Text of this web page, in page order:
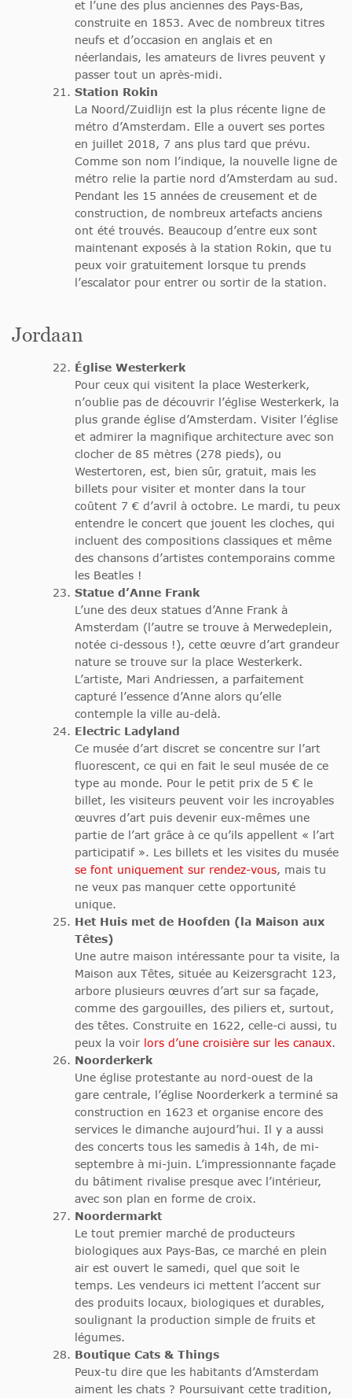
et l’une des plus anciennes des Pays-Bas,
construite en 1853. Avec de nombreux titres
neufs et d’occasion en anglais et en
néerlandais, les amateurs de livres peuvent y
passer tout un après-midi.
Station Rokin
La Noord/Zuidlijn est la plus récente ligne de
métro d’Amsterdam. Elle a ouvert ses portes
en juillet 2018, 7 ans plus tard que prévu.
Comme son nom l’indique, la nouvelle ligne de
métro relie la partie nord d’Amsterdam au sud.
Pendant les 15 années de creusement et de
construction, de nombreux artefacts anciens
ont été trouvés. Beaucoup d’entre eux sont
maintenant exposés à la station Rokin, que tu
peux voir gratuitement lorsque tu prends
l’escalator pour entrer ou sortir de la station.
Jordaan
Église Westerkerk
Pour ceux qui visitent la place Westerkerk,
n’oublie pas de découvrir l’église Westerkerk, la
plus grande église d’Amsterdam. Visiter l’église
et admirer la magnifique architecture avec son
clocher de 85 mètres (278 pieds), ou
Westertoren, est, bien sûr, gratuit, mais les
billets pour visiter et monter dans la tour
coûtent 7 € d’avril à octobre. Le mardi, tu peux
entendre le concert que jouent les cloches, qui
incluent des compositions classiques et même
des chansons d’artistes contemporains comme
les Beatles !
Statue d’Anne Frank
L’une des deux statues d’Anne Frank à
Amsterdam (l’autre se trouve à Merwedeplein,
notée ci-dessous !), cette œuvre d’art grandeur
nature se trouve sur la place Westerkerk.
L’artiste, Mari Andriessen, a parfaitement
capturé l’essence d’Anne alors qu’elle
contemple la ville au-delà.
Electric Ladyland
Ce musée d’art discret se concentre sur l’art
fluorescent, ce qui en fait le seul musée de ce
type au monde. Pour le petit prix de 5 € le
billet, les visiteurs peuvent voir les incroyables
œuvres d’art puis devenir eux-mêmes une
partie de l’art grâce à ce qu’ils appellent « l’art
participatif ». Les billets et les visites du musée
se font uniquement sur rendez-vous, mais tu
ne veux pas manquer cette opportunité
unique.
Het Huis met de Hoofden (la Maison aux
Têtes)
Une autre maison intéressante pour ta visite, la
Maison aux Têtes, située au Keizersgracht 123,
arbore plusieurs œuvres d’art sur sa façade,
comme des gargouilles, des piliers et, surtout,
des têtes. Construite en 1622, celle-ci aussi, tu
peux la voir lors d’une croisière sur les canaux.
Noorderkerk
Une église protestante au nord-ouest de la
gare centrale, l’église Noorderkerk a terminé sa
construction en 1623 et organise encore des
services le dimanche aujourd’hui. Il y a aussi
des concerts tous les samedis à 14h, de mi-
septembre à mi-juin. L’impressionnante façade
du bâtiment rivalise presque avec l’intérieur,
avec son plan en forme de croix.
Noordermarkt
Le tout premier marché de producteurs
biologiques aux Pays-Bas, ce marché en plein
air est ouvert le samedi, quel que soit le
temps. Les vendeurs ici mettent l’accent sur
des produits locaux, biologiques et durables,
soulignant la production simple de fruits et
légumes.
Boutique Cats & Things
Peux-tu dire que les habitants d’Amsterdam
aiment les chats ? Poursuivant cette tradition,